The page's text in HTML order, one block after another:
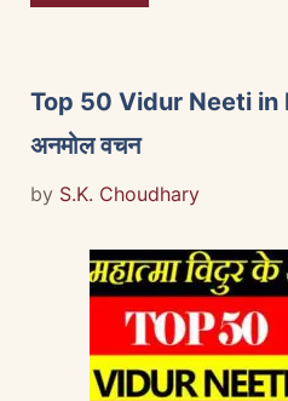
Top 50 Vidur Neeti in
अनमोल वचन
by S.K. Choudhary